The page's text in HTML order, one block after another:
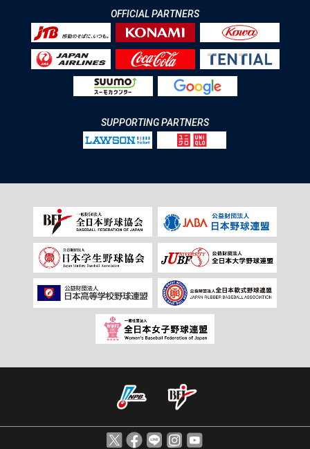
OFFICIAL PARTNERS
SUPPORTING PARTNERS